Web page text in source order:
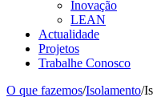
Inovação
LEAN
Actualidade
Projetos
Trabalhe Conosco
O que fazemos/Isolamento/